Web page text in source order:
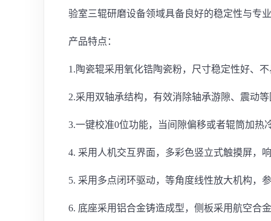
验室三辊研磨设备领域具备良好的稳定性与专
产品特点：
1.陶瓷辊采用氧化锆陶瓷粉，尺寸稳定性好、
2.采用双轴承结构，有效消除轴承游隙、震动
3.一键校准0位功能，当间隙偏移或者辊筒加热
4. 采用人机交互界面，多彩色竖立式触摸屏，
5. 采用多点闭环驱动，等角度线性放大机构，
6. 底座采用铝合金铸造成型，侧板采用航空合